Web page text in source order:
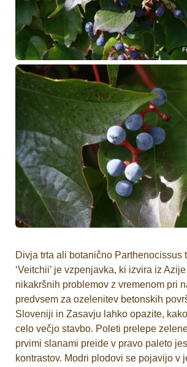
Divja trta ali botanično Parthenocissus
‘Veitchii’ je vzpenjavka, ki izvira iz
nikakršnih problemov z vremenom pri
predvsem za ozelenitev betonskih
Sloveniji in Zasavju lahko opazite,
celo večjo stavbo. Poleti prelepe
prvimi slanami preide v pravo paleto
kontrastov. Modri plodovi se pojavijo v